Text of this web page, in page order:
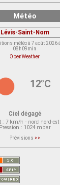
Météo
Lévis-Saint-Nom
météo à 7 août 2026 à
08h09min
OpenWeather
12°C
Ciel dégagé
: 7 km/h - nord nord-est
Pression : 1024 mbar
Prévisions >>
aucune prévision
consulter le message du
dessous.
API key. Please see